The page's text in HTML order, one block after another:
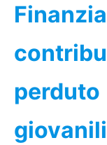
perduto
giovanili